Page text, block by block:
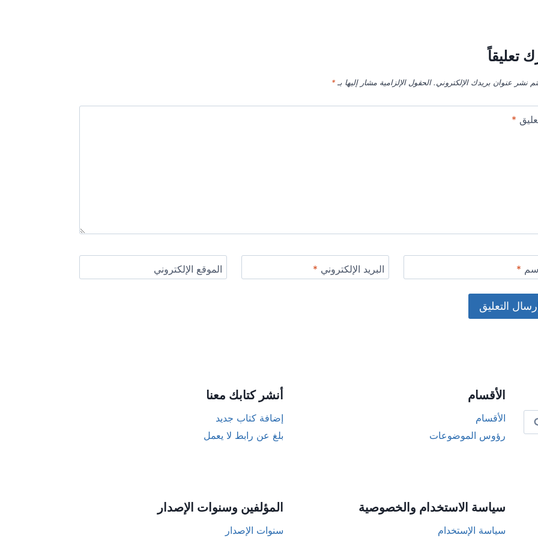
تعليقاً
نشر عنوان بريدك الإلكتروني. الحقول الإلزامية مشار إليها بـ*
*
* البريد الإلكتروني * الموقع الإلكتروني
الأقسام
الأقسام
رؤوس الموضوعات
أنشر كتابك معنا
إضافة كتاب جديد
بلغ عن رابط لا يعمل
سياسة الاستخدام والخصوصية
سياسة الإستخدام
المؤلفين وسنوات الإصدار
سنوات الإصدار